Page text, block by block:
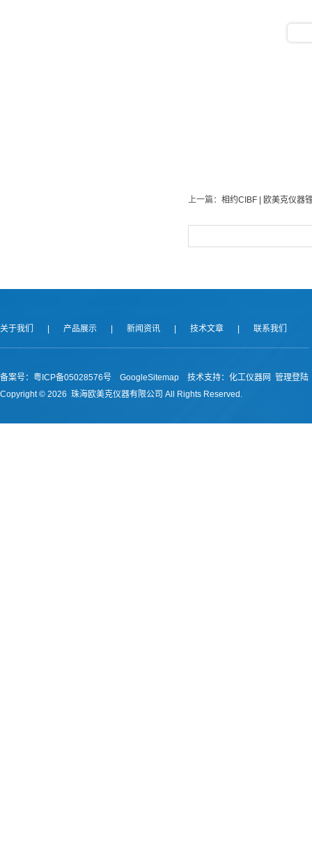
上一篇： 相约CIBF | 欧美克仪器
关于我们 产品展示 新闻资讯 技术文章 联系我们
备案号： 粤ICP备05028576号 GoogleSitemap 技术支持： 化工仪器网 管理登陆
Copyright © 2026 珠海欧美克仪器有限公司 All Rights Reserved.